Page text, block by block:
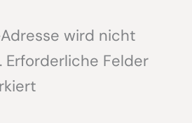
wird nicht
Erforderliche Felder